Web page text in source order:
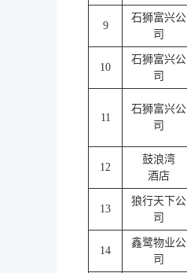
9
石狮富兴公
司
10
石狮富兴公
司
11
石狮富兴公
司
12
鼓浪湾
酒店
13
狼行天下公
司
14
鑫鹭物业公
司